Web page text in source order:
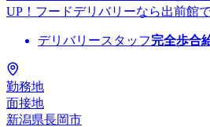
UP！フードデリバリーなら出前館で
デリバリースタッフ完全歩合
勤務地
面接地
新潟県長岡市